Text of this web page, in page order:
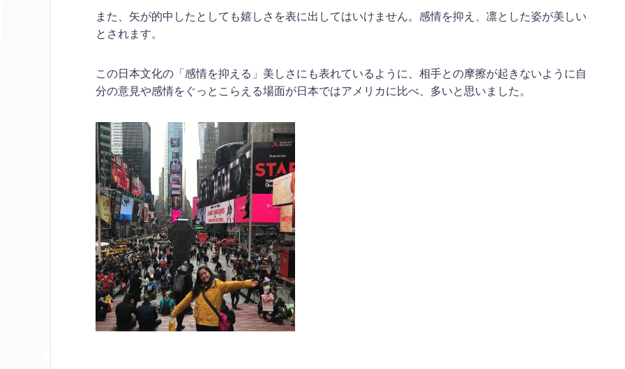
また、矢が的中したとしても嬉しさを表に出してはいけません。感情を抑え、凛とした姿が美しい
とされます。
この日本文化の「感情を抑える」美しさにも表れているように、相手との摩擦が起きないように自
分の意見や感情をぐっとこらえる場面が日本ではアメリカに比べ、多いと思いました。